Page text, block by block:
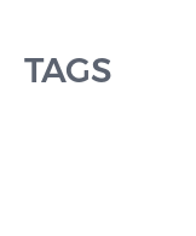
TAGS